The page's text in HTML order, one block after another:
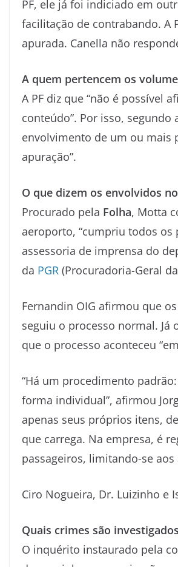
PF, ele já foi indiciado em
facilitação de contrabando. A
apurada. Canella não
A quem pertencem os
A PF diz que “não é possível
conteúdo”. Por isso,
envolvimento de um ou mais
apuração”.
O que dizem os envolvidos
Procurado pela Folha, Motta
aeroporto, “cumpriu todos os
assessoria de imprensa do
da PGR (Procuradoria-Geral
Fernandin OIG afirmou que
seguiu o processo normal.
que o processo aconteceu
“Há um procedimento
forma individual”, afirmou
apenas seus próprios itens,
que carrega. Na empresa, é
passageiros, limitando-se aos
Ciro Nogueira, Dr. Luizinho e
Quais crimes são
O inquérito instaurado pela